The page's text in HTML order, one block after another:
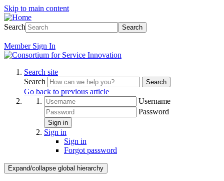
Skip to main content
Search Search
Member Sign In
Search site
Search
Search
Go back to previous article
Username
Password
Sign in
Sign in
Sign in
Forgot password
Expand/collapse global hierarchy